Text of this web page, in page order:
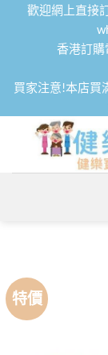
歡迎網上直接
香港訂
買家注意!本店買
特價